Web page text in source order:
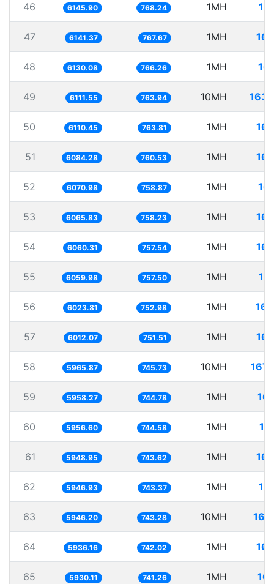
46 6145.90 768.24 1MH
47 6141.37 767.67 1MH
48 6130.08 766.26 1MH
49 6111.55 763.94 10MH
50 6110.45 763.81 1MH
51 6084.28 760.53 1MH
52 6070.98 758.87 1MH
53 6065.83 758.23 1MH
54 6060.31 757.54 1MH
55 6059.98 757.50 1MH
56 6023.81 752.98 1MH
57 6012.07 751.51 1MH
58 5965.87 745.73 10MH
59 5958.27 744.78 1MH
60 5956.60 744.58 1MH
61 5948.95 743.62 1MH
62 5946.93 743.37 1MH
63 5946.20 743.28 10MH
64 5936.16 742.02 1MH
65 5930.11 741.26 1MH